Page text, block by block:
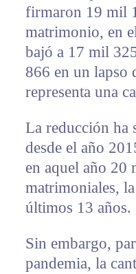
firmaron 19 mil
matrimonio, en
bajó a 17 mil
866 en un lapso
representa una
La reducción ha
desde el año
en aquel año 20
matrimoniales,
últimos 13 años.
Sin embargo,
pandemia, la